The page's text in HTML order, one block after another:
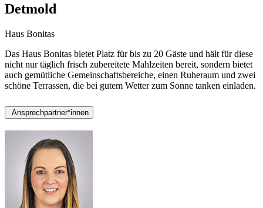
Detmold
Haus Bonitas
Das Haus Bonitas bietet Platz für bis zu 20 Gäste und hält für diese
nicht nur täglich frisch zubereitete Mahlzeiten bereit, sondern bietet
auch gemütliche Gemeinschaftsbereiche, einen Ruheraum und zwei
schöne Terrassen, die bei gutem Wetter zum Sonne tanken einladen.
Ansprechpartner*innen